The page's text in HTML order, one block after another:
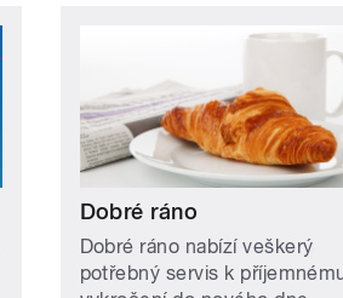
Dobré ráno
Dobré ráno nabízí veškerý
potřebný servis k